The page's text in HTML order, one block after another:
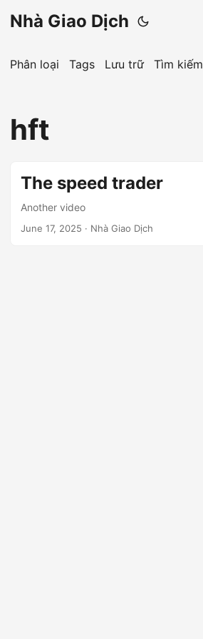
Nhà Giao Dịch
Phân loại Tags Lưu trữ Tìm kiếm
hft
The speed trader
Another video
June 17, 2025 · Nhà Giao Dịch